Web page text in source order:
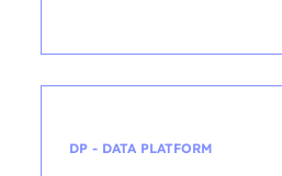
DP - DATA PLATFORM